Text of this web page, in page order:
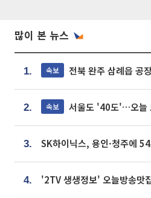
많이 본 뉴스
1. 속보 전북 완주 삼례읍 공
2. 속보 서울도 '40도'…오늘
3.
4.